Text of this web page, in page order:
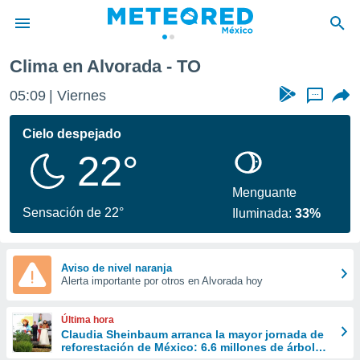
de
ha sido
calidad.
a este
las
y
forma
digital
basada
Clima en Alvorada - TO
05:09 Viernes ...
Cielo despejado
22°
Sensación de 22°
Menguante
Iluminada:33%
Aviso de nivel naranja
Alerta importante por otros en Alvorada hoy
Última hora
Claudia Sheinbaum arranca la mayor jornada de
reforestación de México: 6.6 millones de árboles